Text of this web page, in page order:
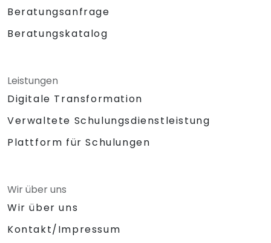
Beratungsanfrage
Beratungskatalog
Leistungen
Digitale Transformation
Verwaltete Schulungsdienstleistung
Plattform für Schulungen
Wir über uns
Wir über uns
Kontakt/Impressum